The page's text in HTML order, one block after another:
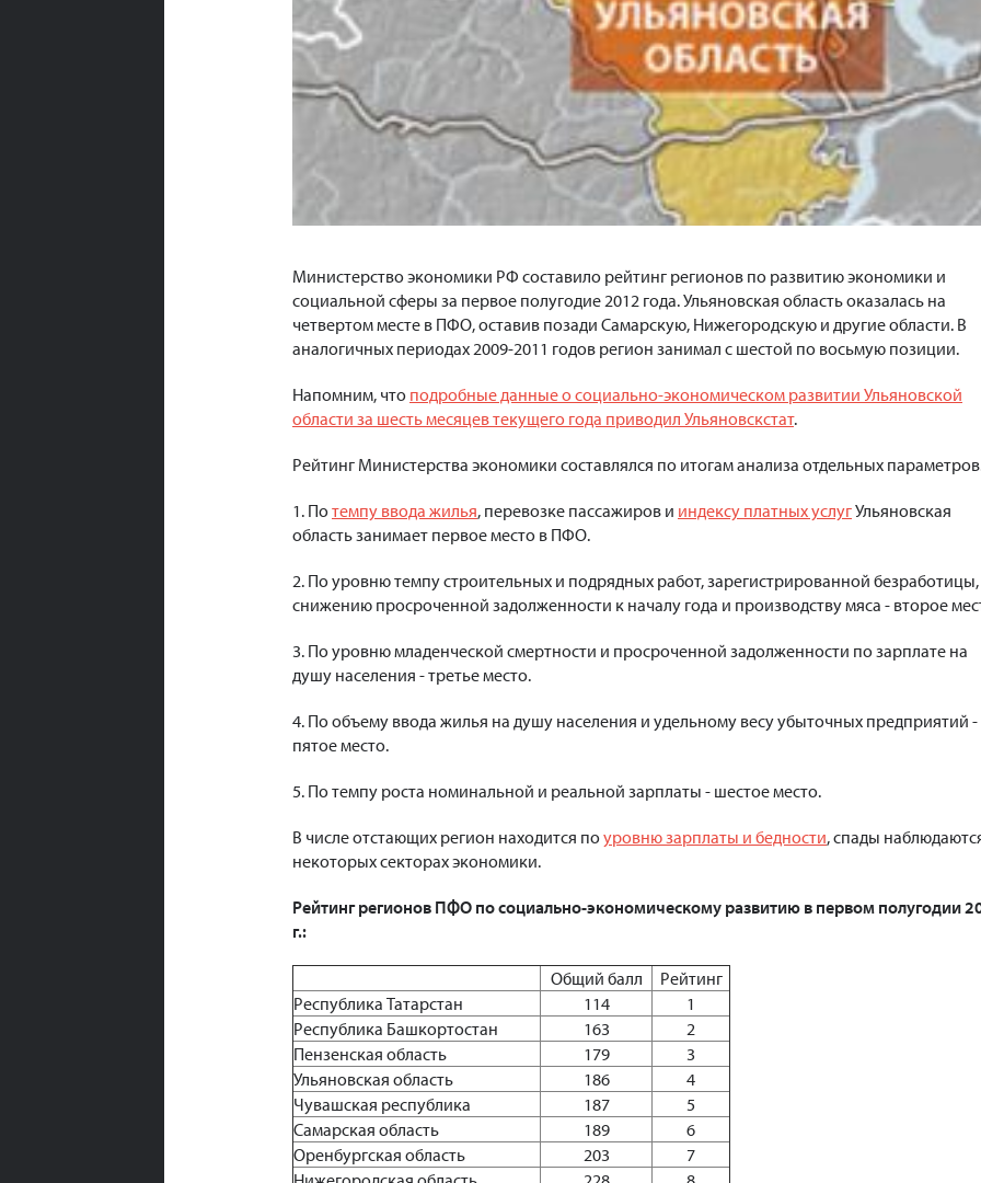
Министерство экономики РФ составило рейтинг регионов по развитию экономики и
социальной сферы за первое полугодие 2012 года. Ульяновская область оказалась на
четвертом месте в ПФО, оставив позади Самарскую, Нижегородскую и другие области. В
аналогичных периодах 2009-2011 годов регион занимал с шестой по восьмую позиции.
Напомним, что подробные данные о социально-экономическом развитии Ульяновской
области за шесть месяцев текущего года приводил Ульяновскстат.
Рейтинг Министерства экономики составлялся по итогам анализа отдельных
1. Потемпу ввода жилья, перевозке пассажиров и индексу платных услугУльяновская
область занимает первое место в ПФО.
2. По уровню темпу строительных и подрядных работ, зарегистрированной безработицы,
снижению просроченной задолженности к началу года и производству мяса - второе
3. По уровню младенческой смертности и просроченной задолженности по зарплате на
душу населения - третье место.
4. По объему ввода жилья на душу населения и удельному весу убыточных предприятий -
пятое место.
5. По темпу роста номинальной и реальной зарплаты - шестое место.
В числе отстающих регион находится поуровню зарплаты и бедности, спады
некоторых секторах экономики.
Рейтинг регионов ПФО по социально-экономическому развитию в первом полугодии
г.:
Общий балл
Рейтинг
Республика Татарстан
114
1
Республика Башкортостан
163
2
Пензенская область
179
3
Ульяновская область
186
4
Чувашская республика
187
5
Самарская область
189
6
Оренбургская область
203
7